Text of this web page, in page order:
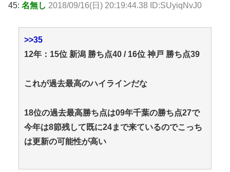
45: 名無し 2018/09/16(日) 20:19:44.38 ID:SUyiqNvJ0
>>35
12年：15位 新潟 勝ち点40 / 16位 神戸 勝ち点39
これが過去最高のハイラインだな
18位の過去最高勝ち点は09年千葉の勝ち点27で
今年は8節残して既に24まで来ているのでこっち
は更新の可能性が高い